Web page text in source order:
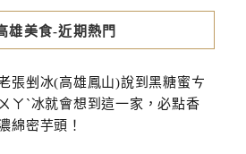
雄美食-近期熱門
張剉冰(高雄鳳山)說到黑糖蜜ㄘ
ㄨㄚˋ冰就會想到這一家，必點香
綿密芋頭！